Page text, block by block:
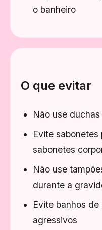
o banheiro
O que evitar
Não use
Evite sabonetes
sabonetes
Não use
durante a
Evite banhos
agressivos